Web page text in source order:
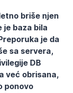
briše njen
je baza bila
je da
sa servera,
DB
već obrisana,
ponovo